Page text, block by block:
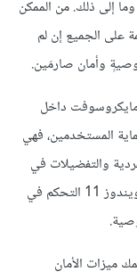
إلى ذلك. من الممكن
على الجميع إن لم
وأمان صارمَين.
داخل
المستخدمين، فهي
والتفضيلات في
جمع البيانات، إذ تمنح مايكروسوفت مستخدمي ويندوز 11 التحكم في
فلا بد أن تهمك ميزات الأمان